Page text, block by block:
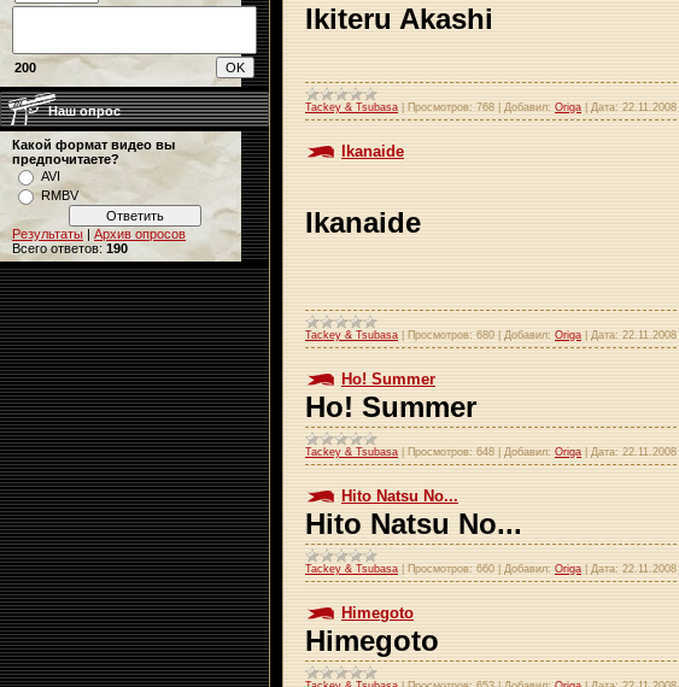
200
Наш опрос
Какой формат видео вы
предпочитаете?
AVI
RMBV
Результаты
Архив опросов
Всего ответов: 190
Ikiteru Akashi
Tackey & Tsubasa Просмотров: 768 Добавил: Origa Дата: 22.11.2008
Ikanaide
Ikanaide
Tackey & Tsubasa Просмотров: 680 Добавил: Origa Дата: 22.11.2008
Ho! Summer
Ho! Summer
Tackey & Tsubasa Просмотров: 648 Добавил: Origa Дата: 22.11.2008
Hito Natsu No...
Hito Natsu No...
Tackey & Tsubasa Просмотров: 660 Добавил: Origa Дата: 22.11.2008
Himegoto
Himegoto